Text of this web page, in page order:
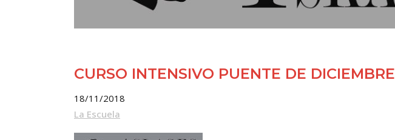
CURSO INTENSIVO PUENTE DE DICIEMBRE
18/11/2018
La Escuela